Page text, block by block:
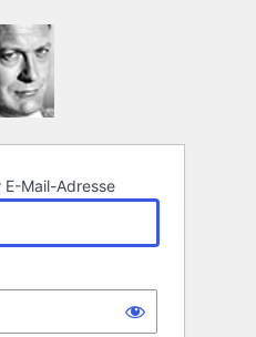
Mail-Adresse